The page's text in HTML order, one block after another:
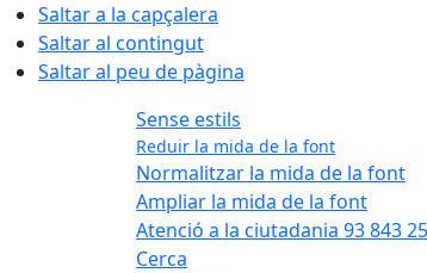
Saltar a la capçalera
Saltar al contingut
Saltar al peu de pàgina
Sense estils
Reduir la mida de la font
Normalitzar la mida de la font
Ampliar la mida de la font
Atenció a la ciutadania 93 843
Cerca